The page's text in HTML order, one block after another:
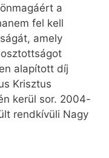
a
fel kell
amely
alapított díj
Krisztus
kerül sor. 2004-
rendkívüli Nagy